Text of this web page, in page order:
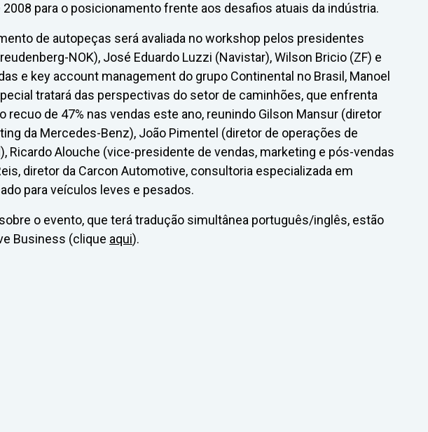
para o posicionamento frente aos desafios atuais da indústria.
de autopeças será avaliada no workshop pelos presidentes
NOK), José Eduardo Luzzi (Navistar), Wilson Bricio (ZF) e
e key account management do grupo Continental no Brasil, Manoel
tratará das perspectivas do setor de caminhões, que enfrenta
recuo de 47% nas vendas este ano, reunindo Gilson Mansur (diretor
da Mercedes-Benz), João Pimentel (diretor de operações de
Ricardo Alouche (vice-presidente de vendas, marketing e pós-vendas
diretor da Carcon Automotive, consultoria especializada em
para veículos leves e pesados.
o evento, que terá tradução simultânea português/inglês, estão
Business (clique aqui).